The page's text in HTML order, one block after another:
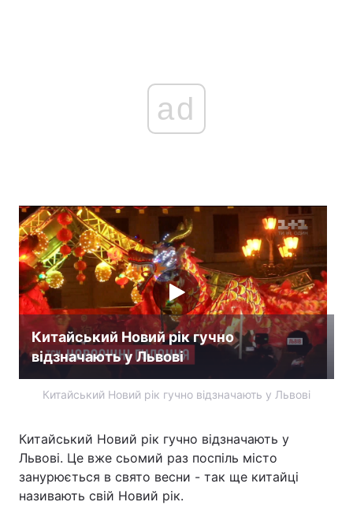
ad
Китайський Новий рік гучно
відзначають у Львові
Китайський Новий рік гучно відзначають у Львові
Китайський Новий рік гучно відзначають у
Львові. Це вже сьомий раз поспіль місто
занурюється в свято весни - так ще китайці
називають свій Новий рік.